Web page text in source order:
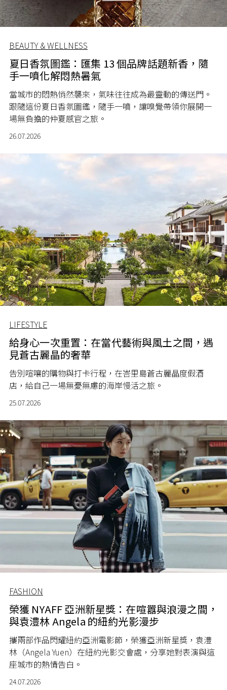
BEAUTY & WELLNESS
夏日香氛圖鑑：匯集 13 個品牌話題新香，隨
手一噴化解悶熱暑氣
當城市的悶熱悄然襲來，氣味往往成為最靈動的傳送門。
跟隨這份夏日香氛圖鑑，隨手一噴，讓嗅覺帶領你展開一
場無負擔的仲夏感官之旅。
26.07.2026
LIFESTYLE
給身心一次重置：在當代藝術與風土之間，遇
見蒼古麗晶的奢華
告別喧嚷的購物與打卡行程，在峇里島蒼古麗晶度假酒
店，給自己一場無憂無慮的海岸慢活之旅。
25.07.2026
FASHION
榮獲 NYAFF 亞洲新星獎：在喧囂與浪漫之間，
與袁澧林 Angela 的紐約光影漫步
攜兩部作品閃耀紐約亞洲電影節，榮獲亞洲新星獎，袁澧
林（Angela Yuen）在紐約光影交會處，分享她對表演與這
座城市的熱情告白。
24.07.2026